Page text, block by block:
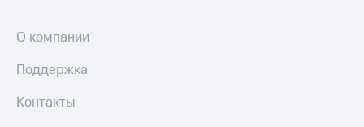
О компании
Поддержка
Контакты